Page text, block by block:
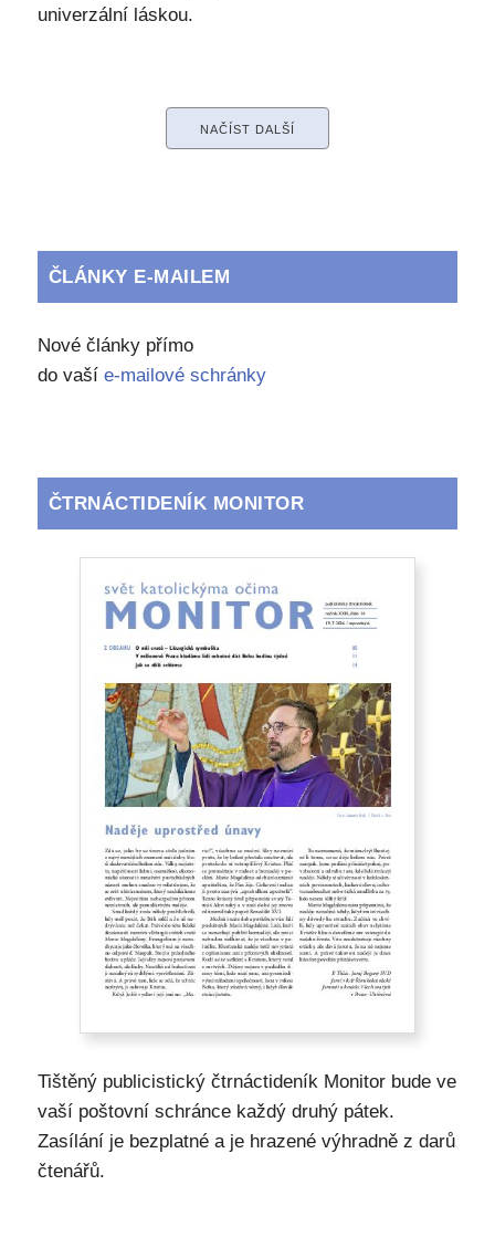
univerzální láskou.
NAČÍST DALŠÍ
ČLÁNKY E-MAILEM
Nové články přímo
do vaší e-mailové schránky
ČTRNÁCTIDENÍK MONITOR
Tištěný publicistický čtrnáctideník Monitor bude ve
vaší poštovní schránce každý druhý pátek.
Zasílání je bezplatné a je hrazené výhradně z darů
čtenářů.